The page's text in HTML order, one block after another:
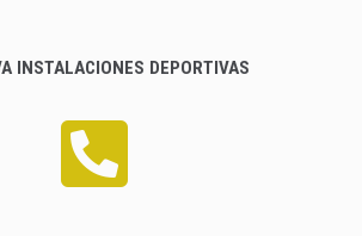
INSTALACIONES DEPORTIVAS